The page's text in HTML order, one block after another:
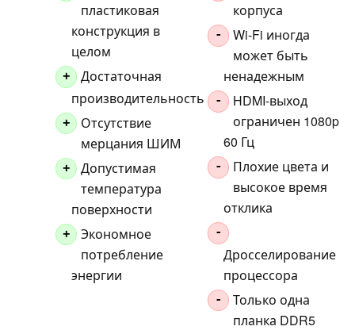
пластиковая
конструкция в
целом
+
Достаточная
производительность
+
Отсутствие
мерцания ШИМ
+
Допустимая
температура
поверхности
+
Экономное
потребление
энергии
корпуса
-
Wi-Fi иногда
может быть
ненадежным
-
HDMI-выход
ограничен 1080p
60 Гц
-
Плохие цвета и
высокое время
отклика
-
Дросселирование
процессора
-
Только одна
планка DDR5